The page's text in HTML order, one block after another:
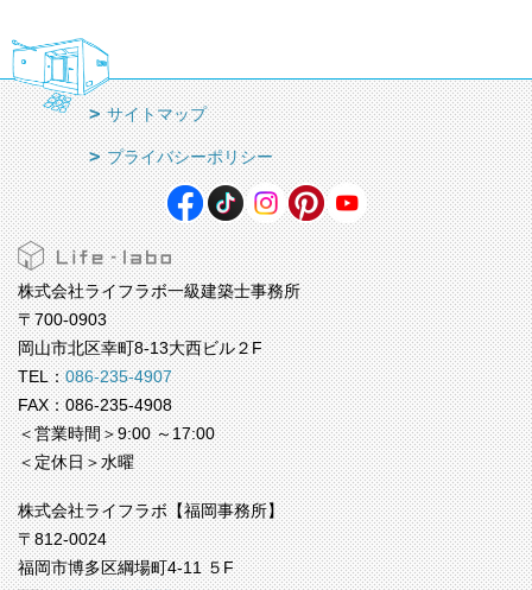
サイトマップ
プライバシーポリシー
株式会社ライフラボ一級建築士事務所
〒700-0903
岡山市北区幸町8-13大西ビル２F
TEL：086-235-4907
FAX：086-235-4908
＜営業時間＞9:00 ～17:00
＜定休日＞水曜
株式会社ライフラボ【福岡事務所】
〒812-0024
福岡市博多区綱場町4-11 ５F